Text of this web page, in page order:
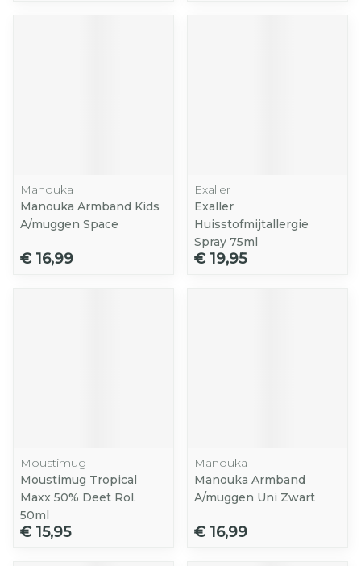
Manouka
Manouka Armband Kids
A/muggen Space
€ 16,99
Exaller
Exaller
Huisstofmijtallergie
Spray 75ml
€ 19,95
Moustimug
Moustimug Tropical
Maxx 50% Deet Rol.
50ml
€ 15,95
Manouka
Manouka Armband
A/muggen Uni Zwart
€ 16,99